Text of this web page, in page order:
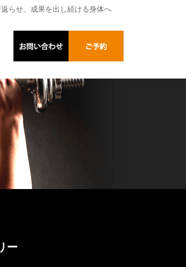
らせ、成果を出し続ける身体へ
ー